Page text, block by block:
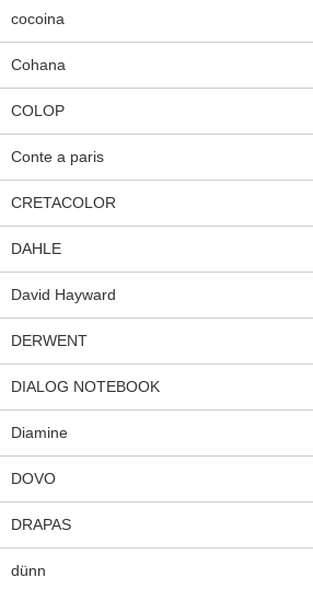
cocoina
Cohana
COLOP
Conte a paris
CRETACOLOR
DAHLE
David Hayward
DERWENT
DIALOG NOTEBOOK
Diamine
DOVO
DRAPAS
dünn